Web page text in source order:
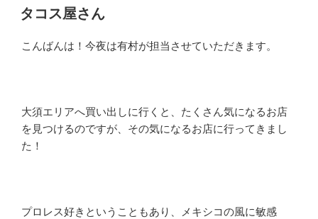
稿
日:
タコス屋さん
こんばんは！今夜は有村が担当させていただきます。
大須エリアへ買い出しに行くと、たくさん気になるお店
を見つけるのですが、その気になるお店に行ってきまし
た！
プロレス好きということもあり、メキシコの風に敏感